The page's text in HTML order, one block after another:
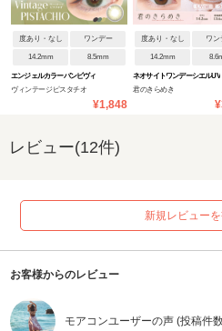
度あり・なし ワンデー
14.2mm 8.5mm
エンジェルカラーバンビヴィ
ンテージワンデー
ヴィンテージピスタチオ
¥1,848
度あり・なし ワン
14.2mm
ネオサイトワンデーシエルUV
君のきらめき
レビュー(12件)
新規レビュー
お客様からのレビュー
モアコンユーザーの声 (投稿件